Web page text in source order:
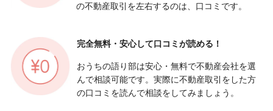
の不動産取引を左右するのは、口コミです。
完全無料・安心して口コミが読める！
おうちの語り部は安心・無料で不動産会社を選
んで相談可能です。実際に不動産取引をした方
の口コミを読んで相談をしてみましょう。